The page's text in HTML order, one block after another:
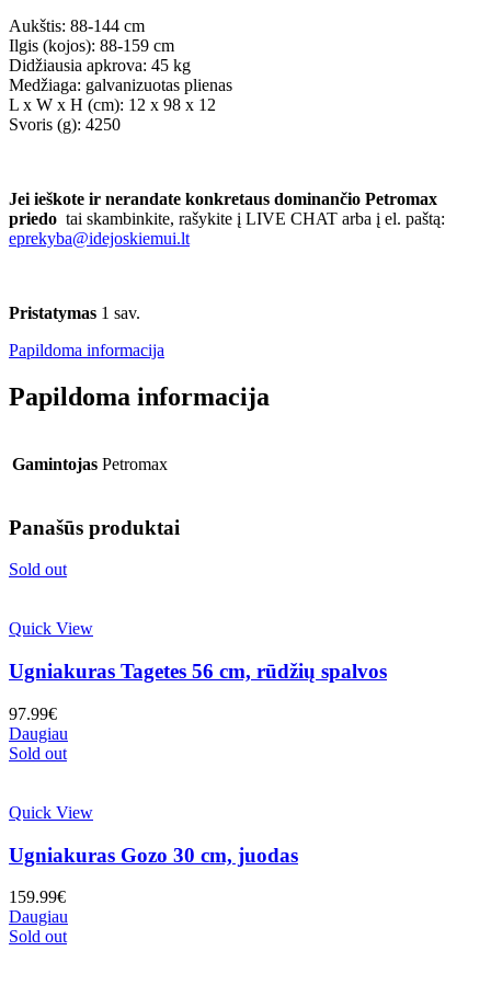
Aukštis: 88-144 cm
Ilgis (kojos): 88-159 cm
Didžiausia apkrova: 45 kg
Medžiaga: galvanizuotas plienas
L x W x H (cm): 12 x 98 x 12
Svoris (g): 4250
Jei ieškote ir nerandate konkretaus dominančio Petromax
priedo tai skambinkite, rašykite į LIVE CHAT arba į el. paštą:
eprekyba@idejoskiemui.lt
Pristatymas 1 sav.
Papildoma informacija
Papildoma informacija
Gamintojas Petromax
Panašūs produktai
Sold out
Quick View
Ugniakuras Tagetes 56 cm, rūdžių spalvos
97.99€
Daugiau
Sold out
Quick View
Ugniakuras Gozo 30 cm, juodas
159.99€
Daugiau
Sold out